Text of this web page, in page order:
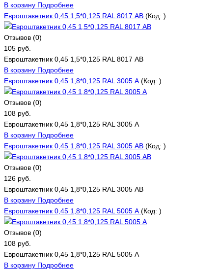
В корзину Подробнее
Евроштакетник 0,45 1,5*0,125 RAL 8017 АВ (Код: )
Отзывов (0)
105 руб.
Евроштакетник 0,45 1,5*0,125 RAL 8017 АВ
В корзину Подробнее
Евроштакетник 0,45 1,8*0,125 RAL 3005 А (Код: )
Отзывов (0)
108 руб.
Евроштакетник 0,45 1,8*0,125 RAL 3005 А
В корзину Подробнее
Евроштакетник 0,45 1,8*0,125 RAL 3005 АВ (Код: )
Отзывов (0)
126 руб.
Евроштакетник 0,45 1,8*0,125 RAL 3005 АВ
В корзину Подробнее
Евроштакетник 0,45 1,8*0,125 RAL 5005 А (Код: )
Отзывов (0)
108 руб.
Евроштакетник 0,45 1,8*0,125 RAL 5005 А
В корзину Подробнее